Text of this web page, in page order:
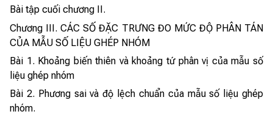
Bài tập cuối chương II.
Chương III. CÁC SỐ ĐẶC TRƯNG ĐO MỨC ĐỘ PHÂN TÁN
CỦA MẪU SỐ LIỆU GHÉP NHÓM
Bài 1. Khoảng biến thiên và khoảng tứ phân vị của mẫu số
liệu ghép nhóm
Bài 2. Phương sai và độ lệch chuẩn của mẫu số liệu ghép
nhóm.